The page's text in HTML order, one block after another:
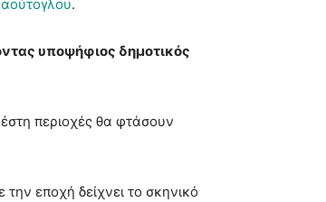
.
υποψήφιος δημοτικός
περιοχές θα φτάσουν
εποχή δείχνει το σκηνικό